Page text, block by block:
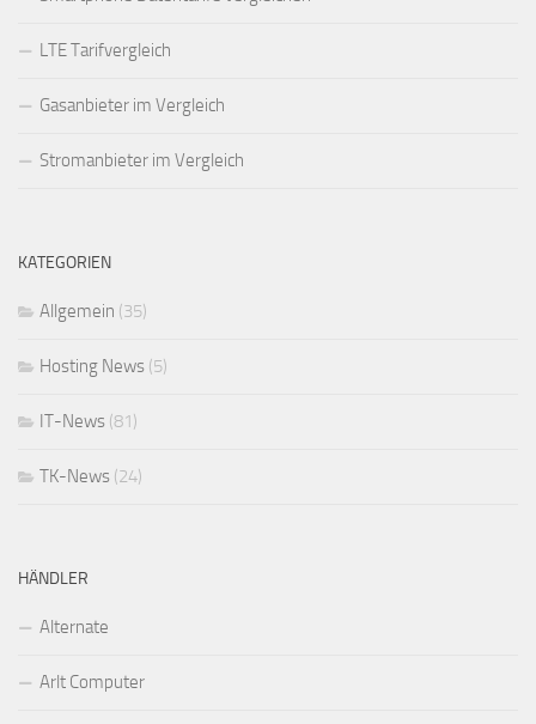
LTE Tarifvergleich
Gasanbieter im Vergleich
Stromanbieter im Vergleich
KATEGORIEN
Allgemein (35)
Hosting News (5)
IT-News (81)
TK-News (24)
HÄNDLER
Alternate
Arlt Computer